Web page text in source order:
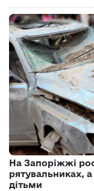
На Запоріжжі
рятувальниках,
дітьми